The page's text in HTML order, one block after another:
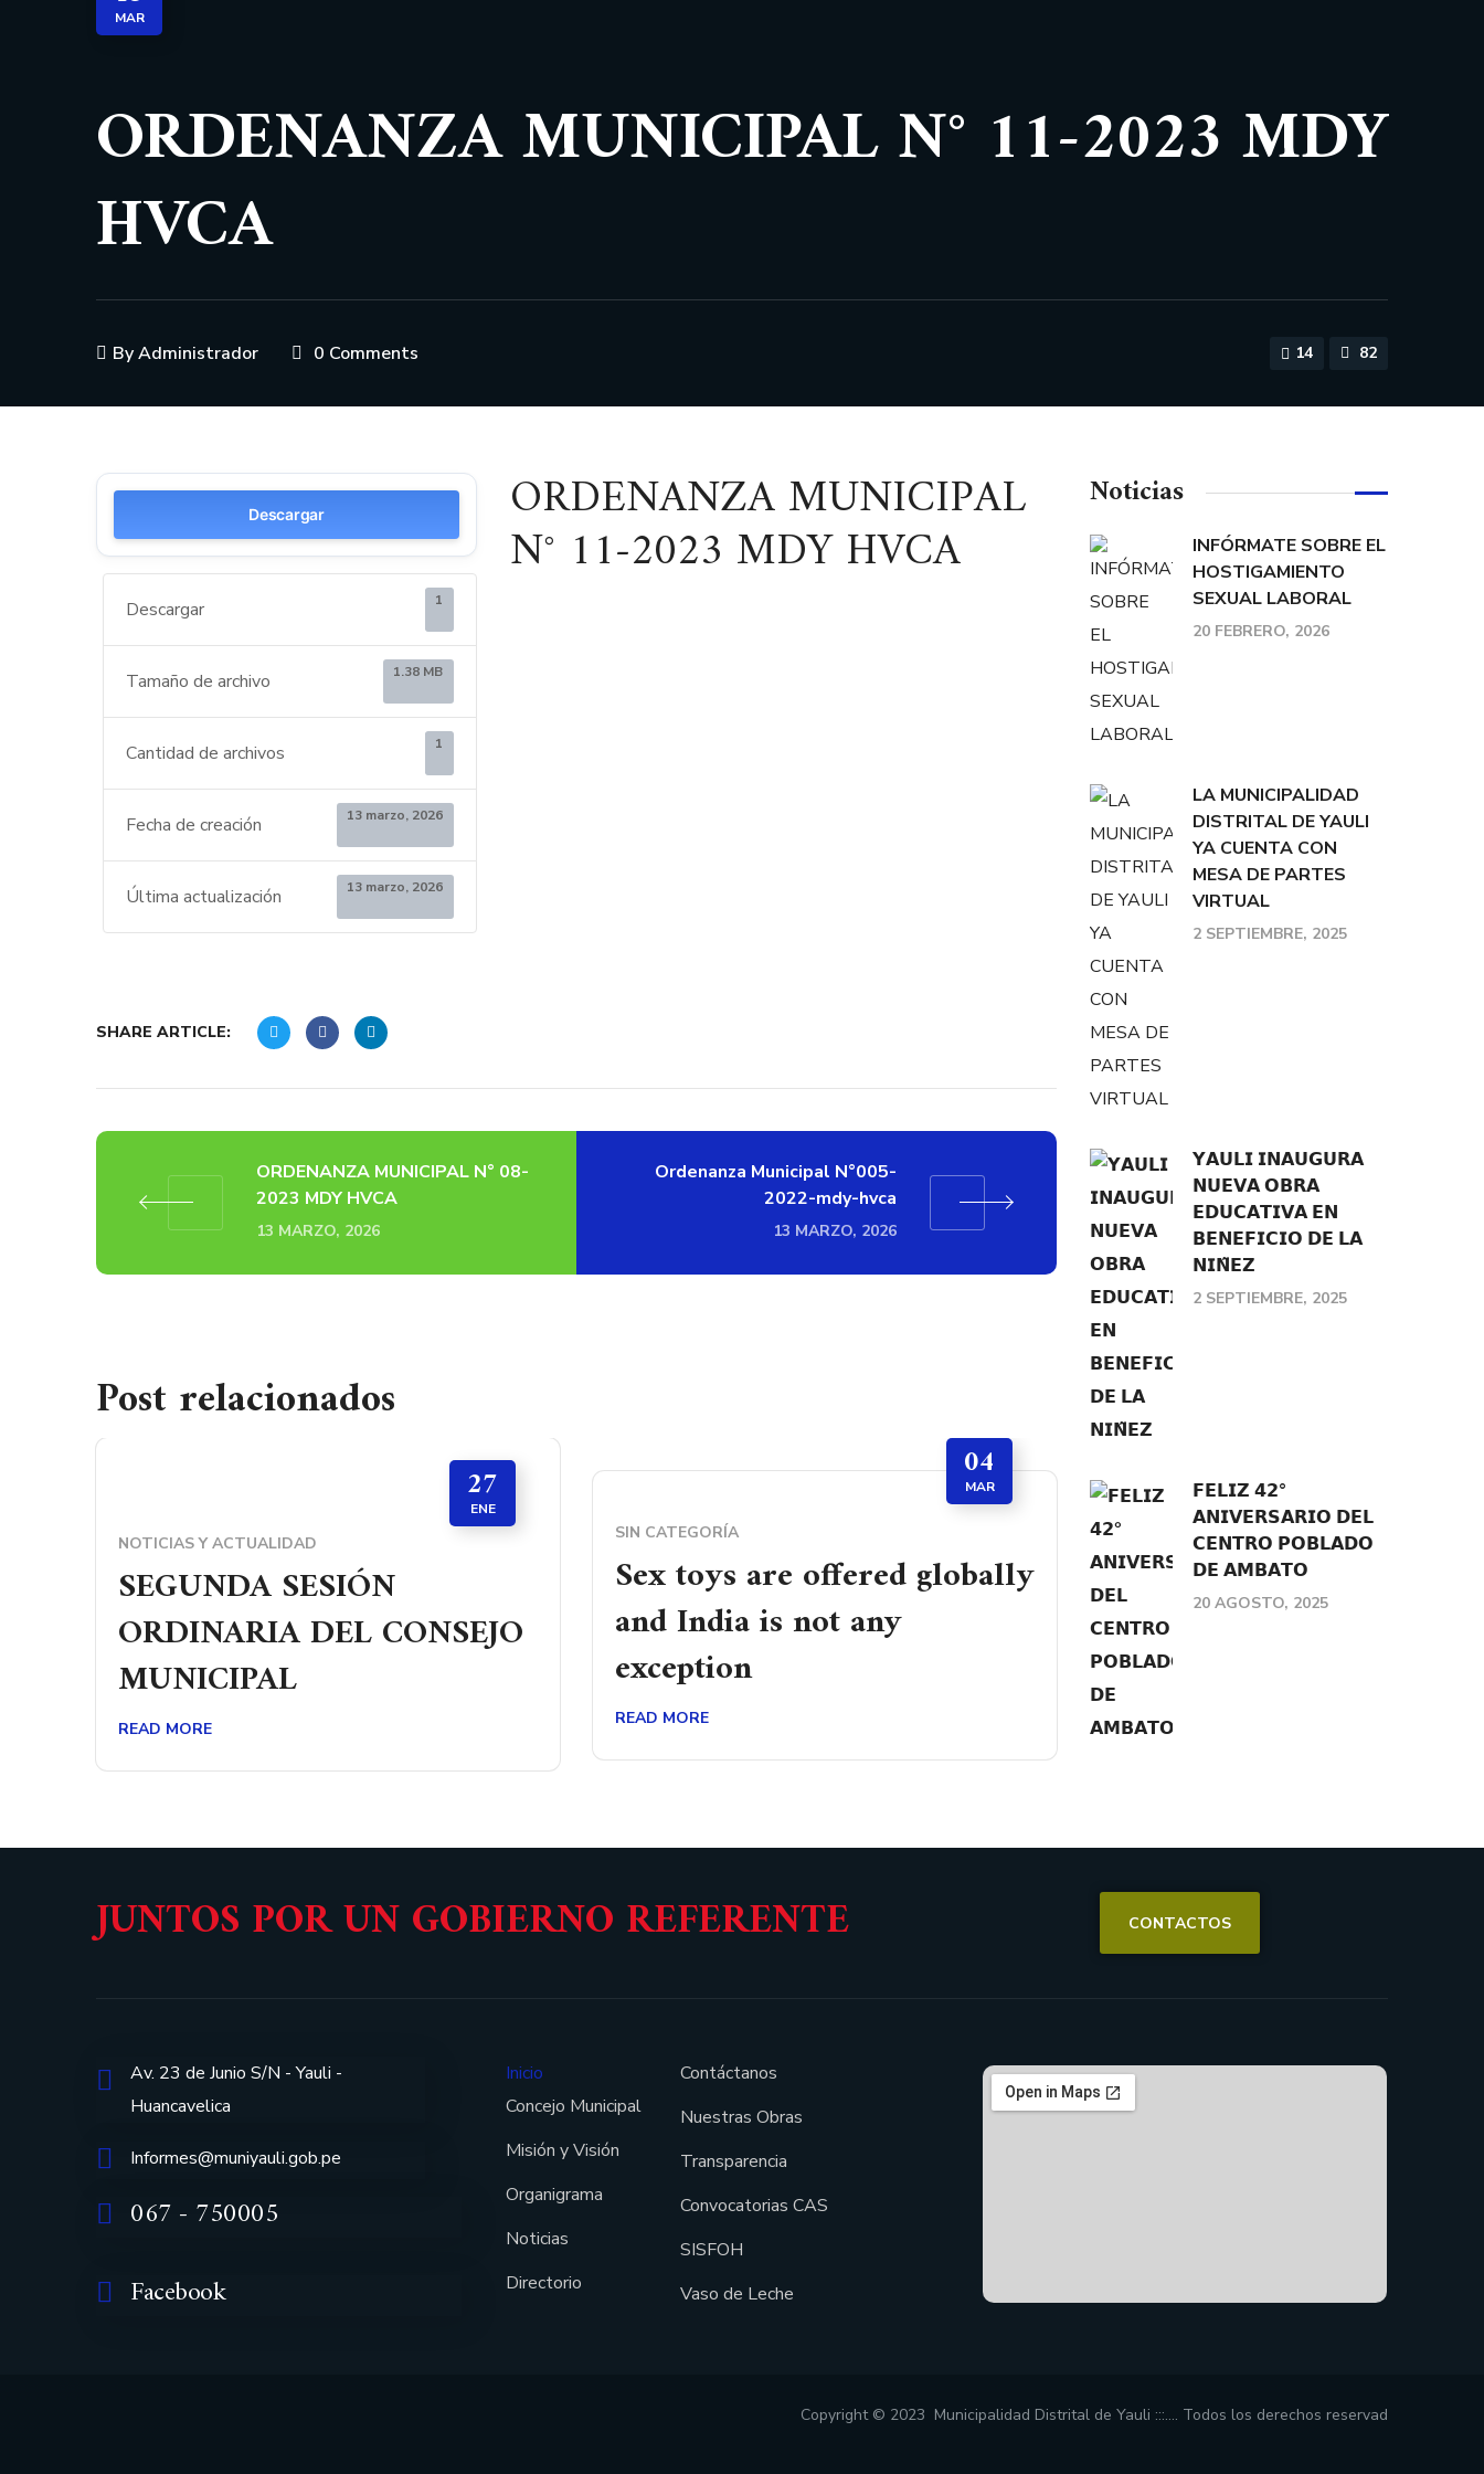
MAR
ORDENANZA MUNICIPAL N° 11-2023 MDY
HVCA
ByAdministrador 0 Comments 14 82
Descargar
Descargar 1
Tamaño de archivo 1.38 MB
Cantidad de archivos 1
Fecha de creación 13 marzo, 2026
Última actualización 13 marzo, 2026
ORDENANZA MUNICIPAL
N° 11-2023 MDY HVCA
SHARE ARTICLE:
ORDENANZA MUNICIPAL N° 08-
2023 MDY HVCA
13 MARZO, 2026
Ordenanza Municipal N°005-
2022-mdy-hvca
13 MARZO, 2026
Post relacionados
27
ENE
NOTICIAS Y ACTUALIDAD
SEGUNDA SESIÓN
ORDINARIA DEL CONSEJO
MUNICIPAL
READ MORE
04
MAR
SIN CATEGORÍA
Sex toys are offered globally
and India is not any
exception
READ MORE
Noticias
INFÓRMATE SOBRE EL
HOSTIGAMIENTO
SEXUAL LABORAL
20 FEBRERO, 2026
LA MUNICIPALIDAD
DISTRITAL DE YAULI
YA CUENTA CON
MESA DE PARTES
VIRTUAL
2 SEPTIEMBRE, 2025
𝗬𝗔𝗨𝗟𝗜 𝗜𝗡𝗔𝗨𝗚𝗨𝗥𝗔
𝗡𝗨𝗘𝗩𝗔 𝗢𝗕𝗥𝗔
𝗘𝗗𝗨𝗖𝗔𝗧𝗜𝗩𝗔 𝗘𝗡
𝗕𝗘𝗡𝗘𝗙𝗜𝗖𝗜𝗢 𝗗𝗘 𝗟𝗔
𝗡𝗜𝗡̃𝗘𝗭
2 SEPTIEMBRE, 2025
𝗙𝗘𝗟𝗜𝗭 𝟰𝟮°
𝗔𝗡𝗜𝗩𝗘𝗥𝗦𝗔𝗥𝗜𝗢 𝗗𝗘𝗟
𝗖𝗘𝗡𝗧𝗥𝗢 𝗣𝗢𝗕𝗟𝗔𝗗𝗢
𝗗𝗘 𝗔𝗠𝗕𝗔𝗧𝗢
20 AGOSTO, 2025
JUNTOS POR UN GOBIERNO REFERENTE CONTACTOS
Av. 23 de Junio S/N - Yauli -
Huancavelica
Informes@muniyauli.gob.pe
067 - 750005
Facebook
Inicio
Concejo Municipal
Misión y Visión
Organigrama
Noticias
Directorio
Contáctanos
Nuestras Obras
Transparencia
Convocatorias CAS
SISFOH
Vaso de Leche
Copyright © 2023 Municipalidad Distrital de Yauli :::…. Todos los derechos reservad